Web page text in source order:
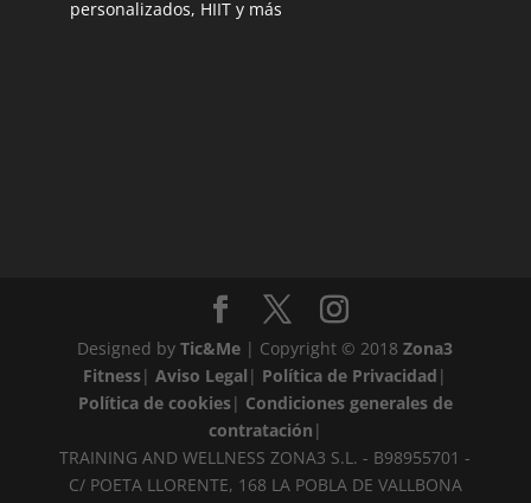
personalizados, HIIT y más
Designed byTic&Me | Copyright © 2018Zona3
Fitness|Aviso Legal | Política de Privacidad |
Política de cookies| Condiciones generales de
contratación |
TRAINING AND WELLNESS ZONA3 S.L. - B98955701 -
C/ POETA LLORENTE, 168 LA POBLA DE VALLBONA